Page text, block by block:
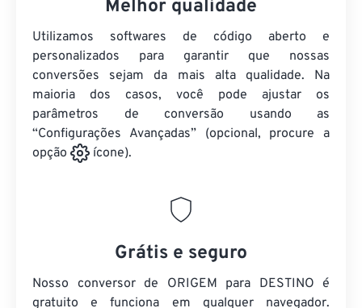
Melhor qualidade
Utilizamos softwares de código aberto e
personalizados para garantir que nossas
conversões sejam da mais alta qualidade. Na
maioria dos casos, você pode ajustar os
parâmetros de conversão usando as
“Configurações Avançadas” (opcional, procure a
opção
ícone).
Grátis e seguro
Nosso conversor de ORIGEM para DESTINO é
gratuito e funciona em qualquer navegador.